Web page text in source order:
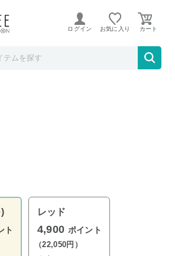
ております。
ログイン お気に入り
歩行車 ピアチェーレ ウノ 非
ト
レッド
4,900 ポイント
（22,050円）